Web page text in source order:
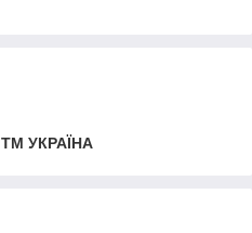
ТМ УКРАЇНА